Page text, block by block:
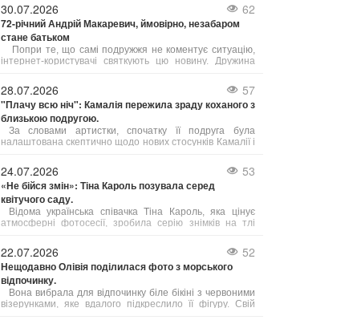
30.07.2026 62
72-річний Андрій Макаревич, ймовірно, незабаром
стане батьком
Попри те, що самі подружжя не коментує ситуацію,
інтернет-користувачі святкують цю новину. Дружина
чутками, вагітна, що означатиме п’яте дитя у родині
Андрія Макаревича.
28.07.2026 57
"Плачу всю ніч": Камалія пережила зраду коханого з
близькою подругою.
За словами артистки, спочатку її подруга була
налаштована скептично щодо нових стосунків Камалії і
цим чоловіком. Проте потім сама подруга звернулася
до нього за допомогою.
24.07.2026 53
«Не бійся змін»: Тіна Кароль позувала серед
квітучого саду.
Відома українська співачка Тіна Кароль, яка цінує
атмосферні фотосесії, зробила серію знімків на тлі
22.07.2026 52
Нещодавно Олівія поділилася фото з морського
відпочинку.
Вона вибрала для відпочинку біле бікіні з червоними
візерунками, яке вдалого підкреслило її фігуру. Свій